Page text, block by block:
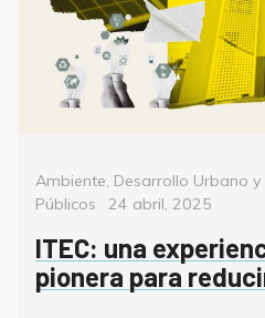
Categorías
Ambiente Desarrollo Urbano
Públicos
Posted
24 abril, 2025
ITEC: una
pionera para